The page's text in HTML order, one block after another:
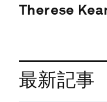
Therese
最新記事